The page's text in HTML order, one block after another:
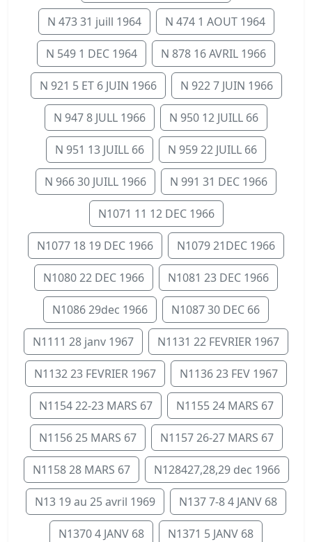
N 473 31 juill 1964 N 474 1 AOUT 1964
N 549 1 DEC 1964 N 878 16 AVRIL 1966
N 921 5 ET 6 JUIN 1966 N 922 7 JUIN 1966
N 947 8 JULL 1966 N 950 12 JUILL 66
N 951 13 JUILL 66 N 959 22 JUILL 66
N 966 30 JUILL 1966 N 991 31 DEC 1966
N1071 11 12 DEC 1966
N1077 18 19 DEC 1966 N1079 21DEC 1966
N1080 22 DEC 1966 N1081 23 DEC 1966
N1086 29dec 1966 N1087 30 DEC 66
N1111 28 janv 1967 N1131 22 FEVRIER 1967
N1132 23 FEVRIER 1967 N1136 23 FEV 1967
N1154 22-23 MARS 67 N1155 24 MARS 67
N1156 25 MARS 67 N1157 26-27 MARS 67
N1158 28 MARS 67 N128427,28,29 dec 1966
N13 19 au 25 avril 1969 N137 7-8 4 JANV 68
N1370 4 JANV 68 N1371 5 JANV 68